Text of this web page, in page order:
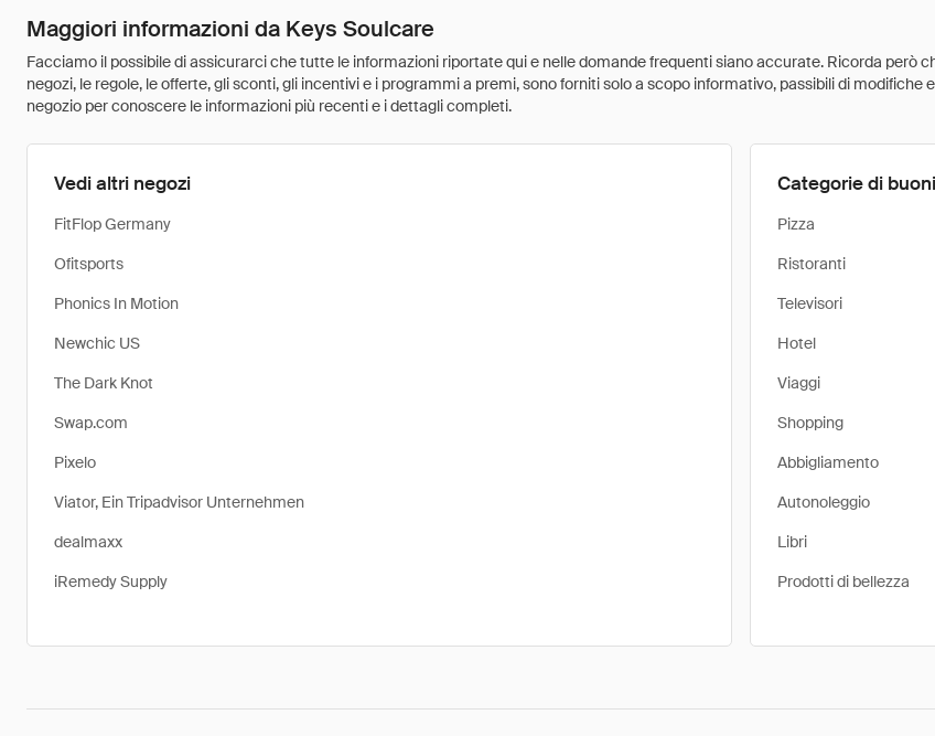
Maggiori informazioni da Keys Soulcare
Facciamo il possibile di assicurarci che tutte le informazioni riportate qui e nelle domande frequenti siano accurate. Ricorda però
negozi, le regole, le offerte, gli sconti, gli incentivi e i programmi a premi, sono forniti solo a scopo informativo, passibili di
negozio per conoscere le informazioni più recenti e i dettagli completi.
Vedi altri negozi
FitFlop Germany
Ofitsports
Phonics In Motion
Newchic US
The Dark Knot
Swap.com
Pixelo
Viator, Ein Tripadvisor Unternehmen
dealmaxx
iRemedy Supply
Categorie di buoni
Pizza
Ristoranti
Televisori
Hotel
Viaggi
Shopping
Abbigliamento
Autonoleggio
Libri
Prodotti di bellezza